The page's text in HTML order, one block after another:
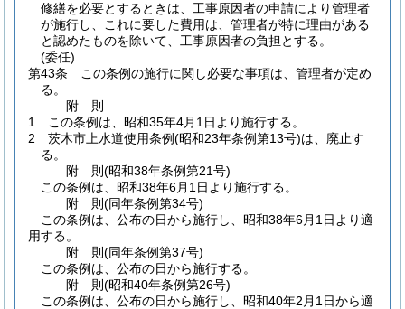
修繕を必要とするときは、工事原因者の申請により管理者
が施行し、これに要した費用は、管理者が特に理由がある
と認めたものを除いて、工事原因者の負担とする。
(委任)
第43条
この条例の施行に関し必要な事項は、管理者が定め
る。
附 則
1
この条例は、昭和35年4月1日より施行する。
2
茨木市上水道使用条例(昭和23年条例第13号)は、廃止す
る。
附 則(昭和38年条例第21号)
この条例は、昭和38年6月1日より施行する。
附 則(同年条例第34号)
この条例は、公布の日から施行し、昭和38年6月1日より適
用する。
附 則(同年条例第37号)
この条例は、公布の日から施行する。
附 則(昭和40年条例第26号)
この条例は、公布の日から施行し、昭和40年2月1日から適